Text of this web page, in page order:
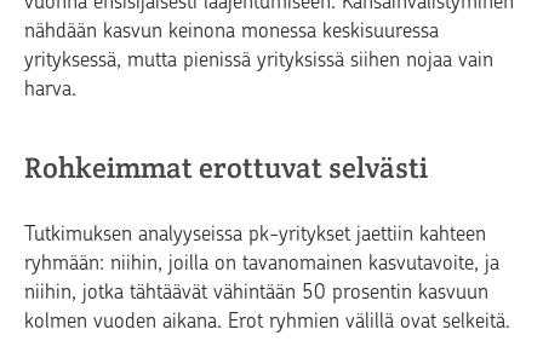
nähdään kasvun keinona monessa keskisuuressa
yrityksessä, mutta pienissä yrityksissä siihen nojaa vain
harva.
Rohkeimmat erottuvat selvästi
Tutkimuksen analyyseissa pk-yritykset jaettiin kahteen
ryhmään: niihin, joilla on tavanomainen kasvutavoite, ja
niihin, jotka tähtäävät vähintään 50 prosentin kasvuun
kolmen vuoden aikana. Erot ryhmien välillä ovat selkeitä.